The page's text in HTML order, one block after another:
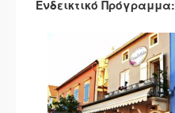
Ενδεικτικό Πρόγραμμα: